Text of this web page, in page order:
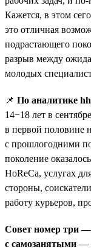
Кажется, в этом
это отличная
подрастающего
разрыв между
молодых
📌 По аналитике
14−18 лет в
в первой половине
с прошлогодними
поколение
HoReCa, услугах
стороны,
работу курьеров,
Совет номер три —
с самозанятыми —